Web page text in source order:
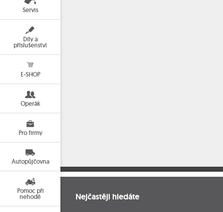
Servis
Díly a
příslušenství
E-SHOP
Operák
Pro firmy
Autopůjčovna
Pomoc při
nehodě
Nejčastěji hledáte